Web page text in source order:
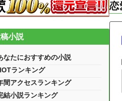
恋
小説
なたにおすすめの小説
ランキング
間アクセスランキング
結小説ランキング